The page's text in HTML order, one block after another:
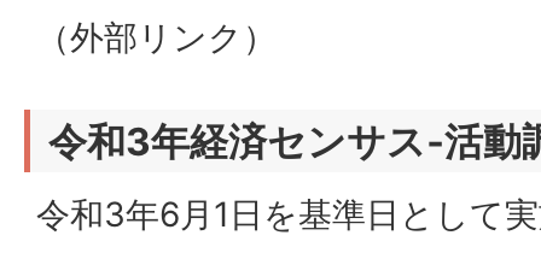
（外部リンク）
令和3年経済センサス‐活動
令和3年6月1日を基準日として